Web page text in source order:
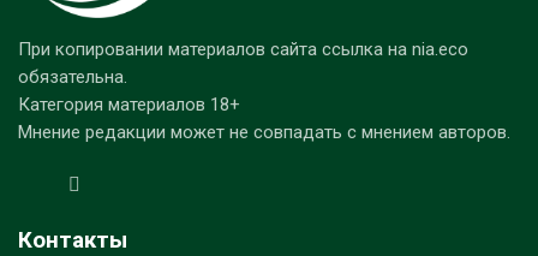
При копировании материалов сайта ссылка на nia.eco
обязательна.
Категория материалов 18+
Мнение редакции может не совпадать с мнением авторов.
Контакты